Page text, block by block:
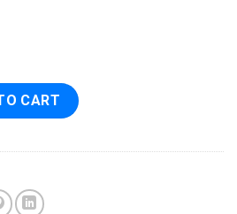
20 2,10m, 135g, test 2-12g quantity
CART